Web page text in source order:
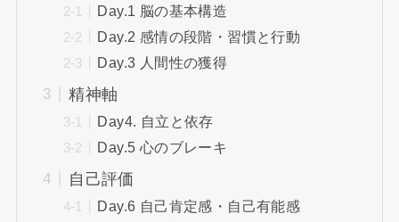
Day.1 脳の基本構造
Day.2 感情の段階・習慣と行動
Day.3 人間性の獲得
精神軸
Day4. 自立と依存
Day.5 心のブレーキ
自己評価
Day.6 自己肯定感・自己有能感